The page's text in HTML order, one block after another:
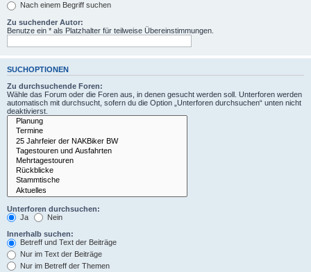
Nach einem Begriff suchen
Zu suchender Autor:
Benutze ein * als Platzhalter für teilweise Übereinstimmungen.
SUCHOPTIONEN
Zu durchsuchende Foren:
Wähle das Forum oder die Foren aus, in denen gesucht werden soll. Unterforen werden
automatisch mit durchsucht, sofern du die Option „Unterforen durchsuchen“ unten nicht
deaktivierst.
Unterforen durchsuchen:
Ja
Nein
Innerhalb suchen:
Betreff und Text der Beiträge
Nur im Text der Beiträge
Nur im Betreff der Themen